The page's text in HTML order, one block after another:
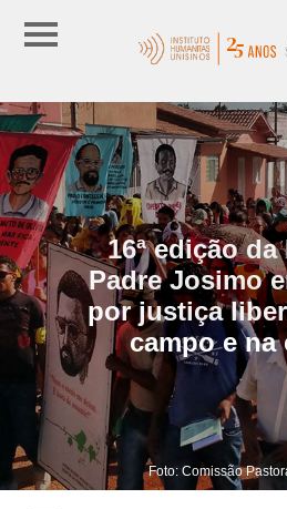
16ª edição da
Padre Josimo
por justiça
campo e na
Foto: Comissão